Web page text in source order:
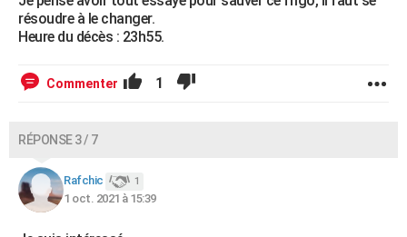
résoudre à le changer.
Heure du décès : 23h55.
Commenter 1
RÉPONSE 3 / 7
Rafchic 1
1 oct. 2021 à 15:39